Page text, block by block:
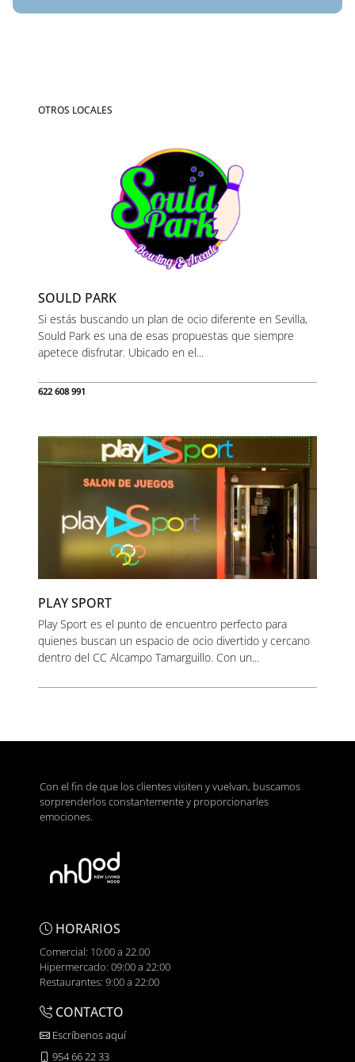
OTROS LOCALES
SOULD PARK
Si estás buscando un plan de ocio diferente en Sevilla,
Sould Park es una de esas propuestas que siempre
apetece disfrutar. Ubicado en el...
622 608 991
PLAY SPORT
Play Sport es el punto de encuentro perfecto para
quienes buscan un espacio de ocio divertido y cercano
dentro del CC Alcampo Tamarguillo. Con un...
Con el fin de que los clientes visiten y vuelvan, buscamos
sorprenderlos constantemente y proporcionarles
emociones.
HORARIOS
Comercial: 10:00 a 22.00
Hipermercado: 09:00 a 22:00
Restaurantes: 9:00 a 22:00
CONTACTO
Escríbenos aquí
954 66 22 33